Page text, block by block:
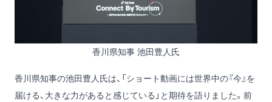
香川県知事 池田豊人氏
香川県知事の池田豊人氏は、「ショート動画には世界中の『今』を
届ける、大きな力があると感じている」と期待を語りました。前